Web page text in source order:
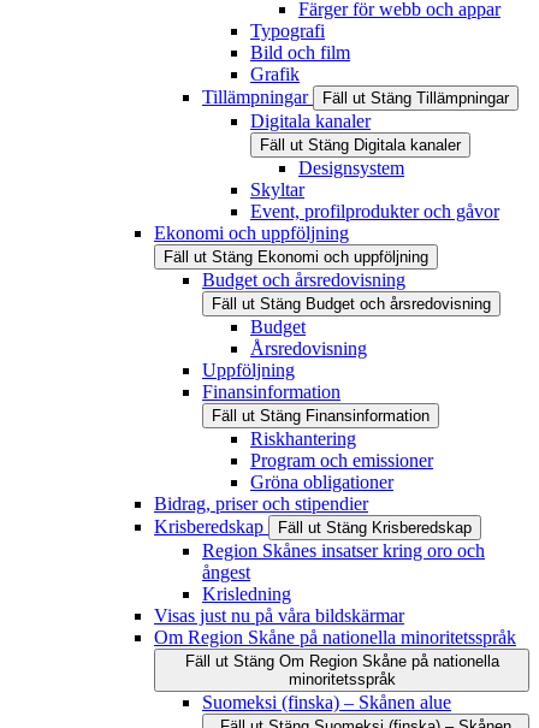
Färger för webb och appar
Typografi
Bild och film
Grafik
Tillämpningar
Fäll ut Stäng Tillämpningar
Digitala kanaler
Fäll ut Stäng Digitala kanaler
Designsystem
Skyltar
Event, profilprodukter och gåvor
Ekonomi och uppföljning
Fäll ut Stäng Ekonomi och uppföljning
Budget och årsredovisning
Fäll ut Stäng Budget och årsredovisning
Budget
Årsredovisning
Uppföljning
Finansinformation
Fäll ut Stäng Finansinformation
Riskhantering
Program och emissioner
Gröna obligationer
Bidrag, priser och stipendier
Krisberedskap
Fäll ut Stäng Krisberedskap
Region Skånes insatser kring oro och
ångest
Krisledning
Visas just nu på våra bildskärmar
Om Region Skåne på nationella minoritetsspråk
Fäll ut Stäng Om Region Skåne på nationella
minoritetsspråk
Suomeksi (finska) – Skånen alue